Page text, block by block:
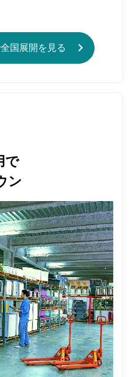
国展開を見る
で
ン